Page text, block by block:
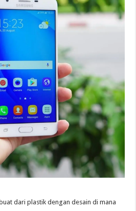
dari plastik dengan desain di mana